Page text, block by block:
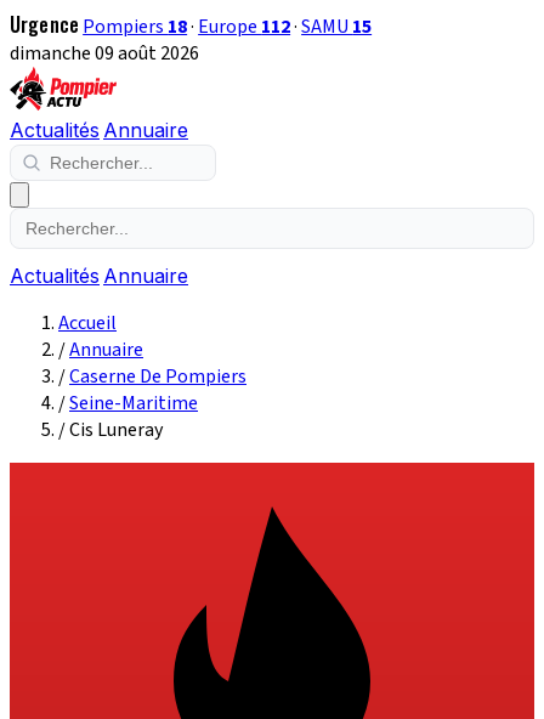
Urgence Pompiers 18· Europe 112·SAMU 15
dimanche 09 août 2026
Actualités Annuaire
Actualités Annuaire
Accueil
/Annuaire
/Caserne De Pompiers
/Seine-Maritime
/Cis Luneray